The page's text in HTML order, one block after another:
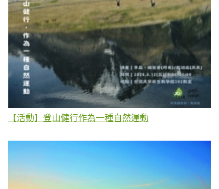
【活動】登山健行作為一種自然運動